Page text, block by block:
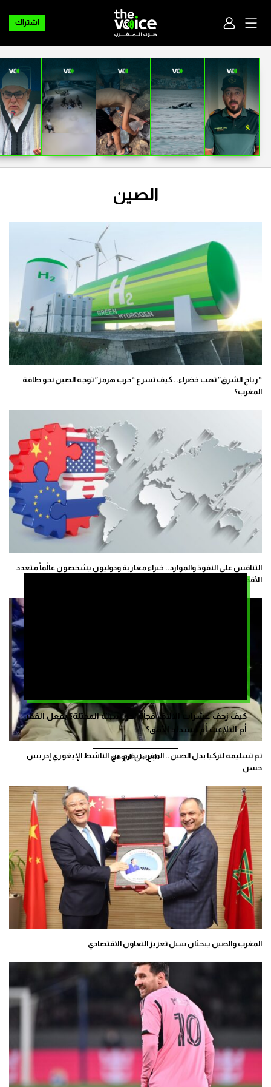
اشتراك
كيف زحف عشرات الالاف فجأة نحو سبتة المحتلة؟ بفعل الفقر
أم التلاعب أم انسداد الأفق؟
تابع على الموقع
الصين
“رياح الشرق” تهب خضراء.. كيف تسرع “حرب هرمز” توجه الصين نحو طاقة
المغرب؟
التنافس على النفوذ والموارد.. خبراء مغاربة ودوليون يشخصون عالَماً متعدد
الأقطاب
تم تسليمه لتركيا بدل الصين.. المغرب يفرج عن الناشط الإيغوري إدريس
حسن
المغرب والصين يبحثان سبل تعزيز التعاون الاقتصادي